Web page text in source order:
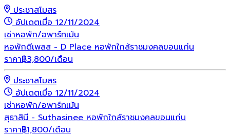
ประชาสโมสร
อัปเดตเมื่อ 12/11/2024
เช่าหอพัก/อพาร์ทเม้น
หอพักดีเพลส - D Place หอพักใกล้ราชมงคลขอนแก่น
ราคา฿3,800/เดือน
ประชาสโมสร
อัปเดตเมื่อ 12/11/2024
เช่าหอพัก/อพาร์ทเม้น
สุธาสินี - Suthasinee หอพักใกล้ราชมงคลขอนแก่น
ราคา฿1,800/เดือน